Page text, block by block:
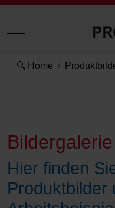
Mobile Menu Toggle
🔍 Home
Hier finden
Produktbilder